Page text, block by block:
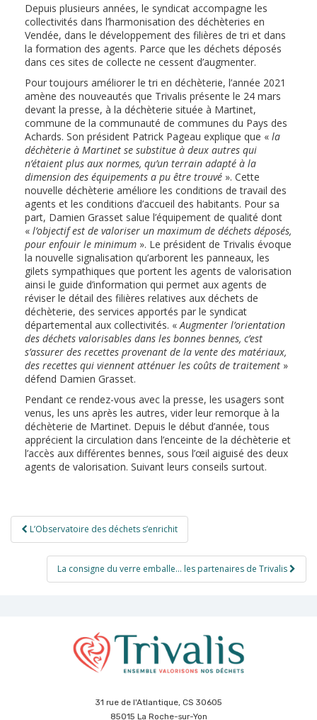
Depuis plusieurs années, le syndicat accompagne les
collectivités dans l’harmonisation des déchèteries en
Vendée, dans le développement des filières de tri et dans
la formation des agents. Parce que les déchets déposés
dans ces sites de collecte ne cessent d’augmenter.
Pour toujours améliorer le tri en déchèterie, l’année 2021
amène des nouveautés que Trivalis présente le 24 mars
devant la presse, à la déchèterie située à Martinet,
commune de la communauté de communes du Pays des
Achards. Son président Patrick Pageau explique que « la
déchèterie à Martinet se substitue à deux autres qui
n’étaient plus aux normes, qu’un terrain adapté à la
dimension des équipements a pu être trouvé ». Cette
nouvelle déchèterie améliore les conditions de travail des
agents et les conditions d’accueil des habitants. Pour sa
part, Damien Grasset salue l’équipement de qualité dont
« l’objectif est de valoriser un maximum de déchets déposés,
pour enfouir le minimum ». Le président de Trivalis évoque
la nouvelle signalisation qu’arborent les panneaux, les
gilets sympathiques que portent les agents de valorisation
ainsi le guide d’information qui permet aux agents de
réviser le détail des filières relatives aux déchets de
déchèterie, des services apportés par le syndicat
départemental aux collectivités. « Augmenter l’orientation
des déchets valorisables dans les bonnes bennes, c’est
s’assurer des recettes provenant de la vente des matériaux,
des recettes qui viennent atténuer les coûts de traitement »
défend Damien Grasset.
Pendant ce rendez-vous avec la presse, les usagers sont
venus, les uns après les autres, vider leur remorque à la
déchèterie de Martinet. Depuis le début d’année, tous
apprécient la circulation dans l’enceinte de la déchèterie et
l’accès aux différentes bennes, sous l’œil aiguisé des deux
agents de valorisation. Suivant leurs conseils surtout.
Navigation
de
l’article
L’Observatoire des déchets s’enrichit
La consigne du verre emballe… les partenaires de Trivalis
31 rue de l'Atlantique, CS 30605
85015 La Roche-sur-Yon